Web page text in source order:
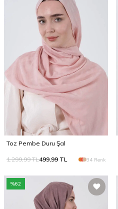
Toz Pembe Duru Şal
1.299,99TL499,99 TL 34 Renk
%62